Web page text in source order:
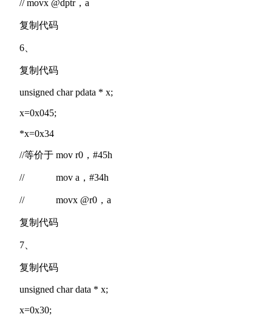
// movx @dptr，a
复制代码
6、
复制代码
unsigned char pdata * x;
x=0x045;
*x=0x34
//等价于 mov r0，#45h
// mov a，#34h
// movx @r0，a
复制代码
7、
复制代码
unsigned char data * x;
x=0x30;